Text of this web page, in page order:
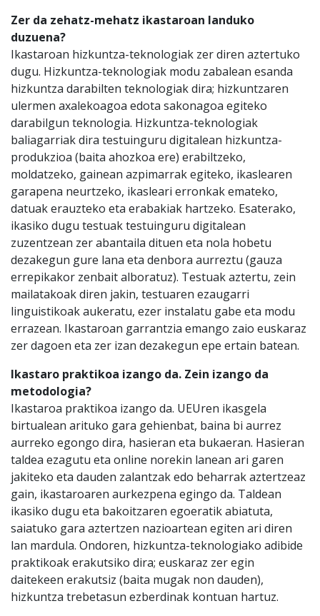
Zer da zehatz-mehatz ikastaroan landuko
duzuena?
Ikastaroan hizkuntza-teknologiak zer diren aztertuko
dugu. Hizkuntza-teknologiak modu zabalean esanda
hizkuntza darabilten teknologiak dira; hizkuntzaren
ulermen axalekoagoa edota sakonagoa egiteko
darabilgun teknologia. Hizkuntza-teknologiak
baliagarriak dira testuinguru digitalean hizkuntza-
produkzioa (baita ahozkoa ere) erabiltzeko,
moldatzeko, gainean azpimarrak egiteko, ikaslearen
garapena neurtzeko, ikasleari erronkak emateko,
datuak erauzteko eta erabakiak hartzeko. Esaterako,
ikasiko dugu testuak testuinguru digitalean
zuzentzean zer abantaila dituen eta nola hobetu
dezakegun gure lana eta denbora aurreztu (gauza
errepikakor zenbait alboratuz). Testuak aztertu, zein
mailatakoak diren jakin, testuaren ezaugarri
linguistikoak aukeratu, ezer instalatu gabe eta modu
errazean. Ikastaroan garrantzia emango zaio euskaraz
zer dagoen eta zer izan dezakegun epe ertain batean.
Ikastaro praktikoa izango da. Zein izango da
metodologia?
Ikastaroa praktikoa izango da. UEUren ikasgela
birtualean arituko gara gehienbat, baina bi aurrez
aurreko egongo dira, hasieran eta bukaeran. Hasieran
taldea ezagutu eta online norekin lanean ari garen
jakiteko eta dauden zalantzak edo beharrak aztertzeaz
gain, ikastaroaren aurkezpena egingo da. Taldean
ikasiko dugu eta bakoitzaren egoeratik abiatuta,
saiatuko gara aztertzen nazioartean egiten ari diren
lan mardula. Ondoren, hizkuntza-teknologiako adibide
praktikoak erakutsiko dira; euskaraz zer egin
daitekeen erakutsiz (baita mugak non dauden),
hizkuntza trebetasun ezberdinak kontuan hartuz.